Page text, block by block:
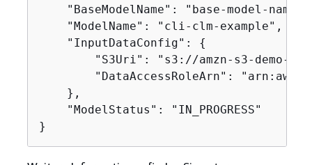
    "BaseModelName": "base-model-name",
    "ModelName": "cli-clm-example",
    "InputDataConfig":
{
"S3Uri": "s3://amzn-s3-demo-
"DataAccessRoleArn":
    },
    "ModelStatus": "IN_PROGRESS"
}